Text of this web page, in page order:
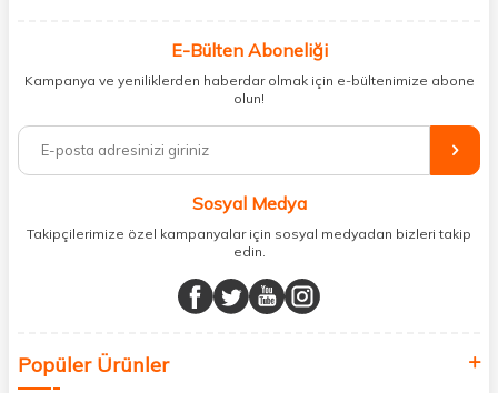
kişisel bakım hem de takviye edici gıda ürünlerini sizlerle
buluşturuyoruz. Artık mağaza mağaza dolaşmanıza gerek yok;
ihtiyacınız olan her şeyi tek bir çatı altında topluyor ve kapınıza kadar
%100 orijinal kozmetik ve sağlık ürünleriyle güzelliğinizi tamamlayabilir,
vücudunuzu desteklemek için güvenilir takviye edici gıdalara
minerallere kadar binlerce ürünü uygun fiyat ve hızlı kargo avantajıyla
sunuyoruz.
buluşturuyor ve online alışveriş deneyiminizi en iyi hale getiriyoruz.
Sağlık, güzellik ve iyi yaşam için aradığınız her şey burada!
değer katmak için bize katılın!
E-Bülten Aboneliği
Kampanya ve yeniliklerden haberdar olmak için e-bültenimize abone
olun!
Sosyal Medya
Takipçilerimize özel kampanyalar için sosyal medyadan bizleri takip
edin.
Popüler Ürünler